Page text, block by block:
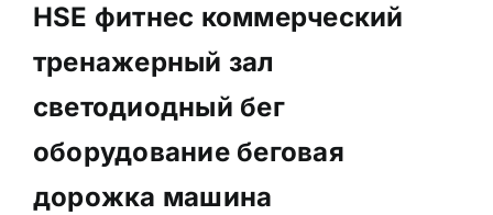
HSE фитнес коммерческий
тренажерный зал
светодиодный бег
оборудование беговая
дорожка машина